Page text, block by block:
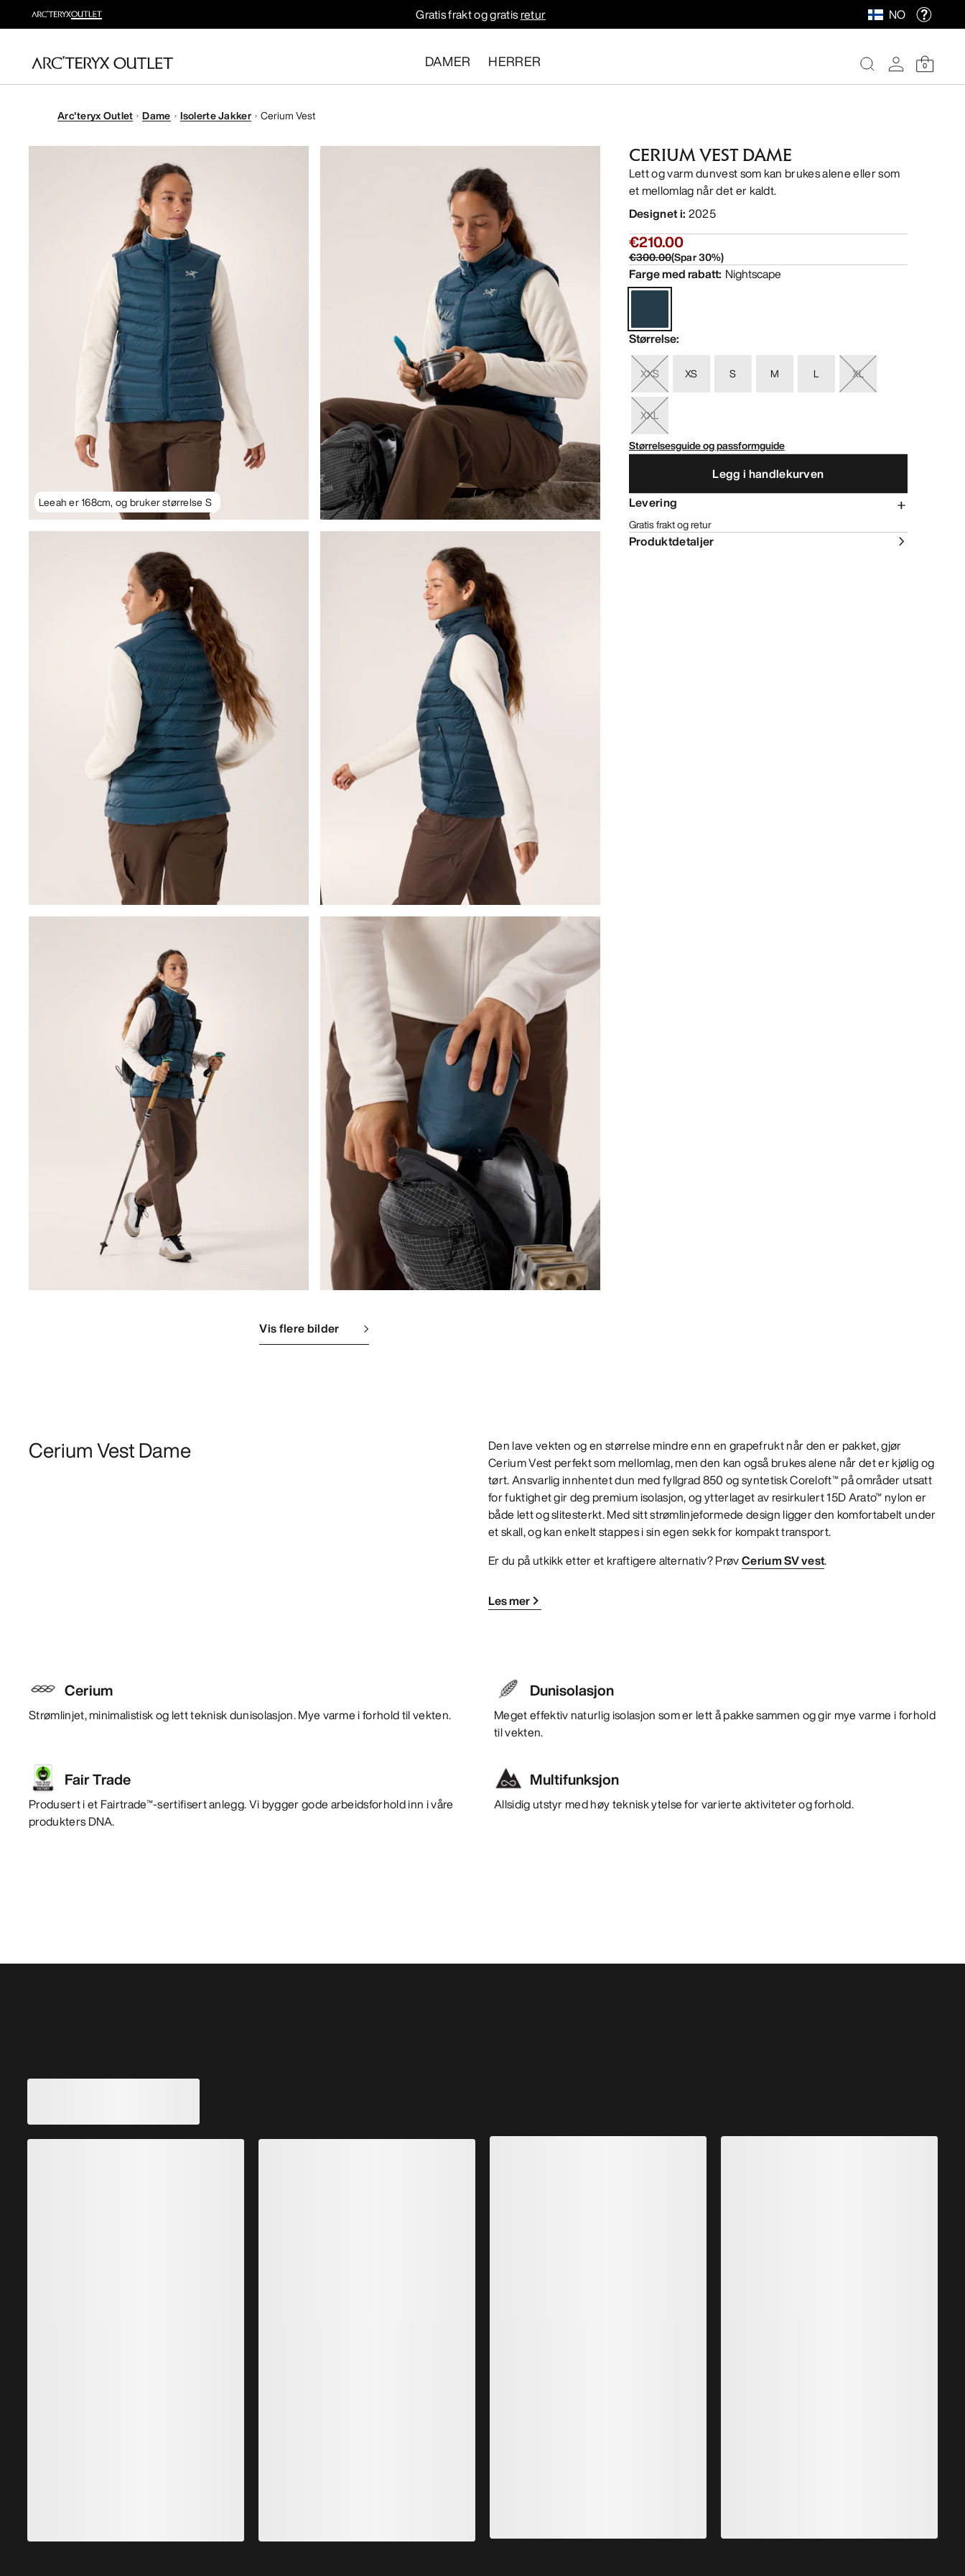
Gratis frakt og gratisretur NO
DAMER HERRER 0
Arc'teryx Outlet Dame Isolerte Jakker Cerium Vest
Leeah er 168cm, og bruker størrelse S
Vis flere bilder
CERIUM VEST DAME
Lett og varm dunvest som kan brukes alene eller som
et mellomlag når det er kaldt.
Designet i: 2025
€210.00
€300.00(Spar30%)
Farge med rabatt: Nightscape
Størrelse:
XXS XS S M L XL
XXL
Størrelsesguide og passformguide
Legg i handlekurven
Levering
Gratis frakt og retur
Produktdetaljer
Cerium Vest Dame
Den lave vekten og en størrelse mindre enn en grapefrukt når den er pakket, gjør
Cerium Vest perfekt som mellomlag, men den kan også brukes alene når det er kjølig og
tørt. Ansvarlig innhentet dun med fyllgrad 850 og syntetisk Coreloft™ på områder utsatt
for fuktighet gir deg premium isolasjon, og ytterlaget av resirkulert 15D Arato™ nylon er
både lett og slitesterkt. Med sitt strømlinjeformede design ligger den komfortabelt under
et skall, og kan enkelt stappes i sin egen sekk for kompakt transport.
Er du på utkikk etter et kraftigere alternativ? PrøvCerium SV vest.
Les mer
Cerium
Strømlinjet, minimalistisk og lett teknisk dunisolasjon. Mye varme i forhold til vekten.
Dunisolasjon
Meget effektiv naturlig isolasjon som er lett å pakke sammen og gir mye varme i forhold
til vekten.
Fair Trade
Produsert i et Fairtrade™-sertifisert anlegg. Vi bygger gode arbeidsforhold inn i våre
produkters DNA.
Multifunksjon
Allsidig utstyr med høy teknisk ytelse for varierte aktiviteter og forhold.